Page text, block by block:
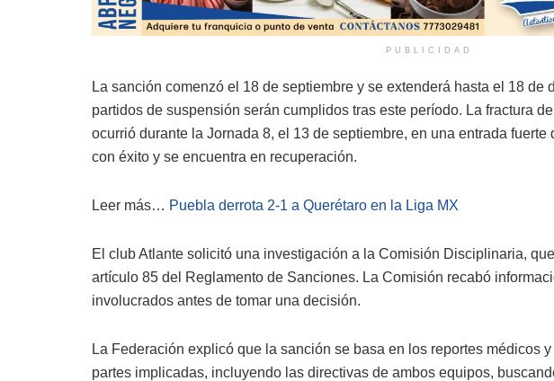
PUBLICIDAD
La sanción comenzó el 18 de septiembre y se extenderá hasta el 18 de
partidos de suspensión serán cumplidos tras este período. La fractura
ocurrió durante la Jornada 8, el 13 de septiembre, en una entrada
con éxito y se encuentra en recuperación.
Leer más… Puebla derrota 2-1 a Querétaro en la Liga MX
El club Atlante solicitó una investigación a la Comisión Disciplinaria,
artículo 85 del Reglamento de Sanciones. La Comisión recabó
involucrados antes de tomar una decisión.
La Federación explicó que la sanción se basa en los reportes médicos
partes implicadas, incluyendo las directivas de ambos equipos,